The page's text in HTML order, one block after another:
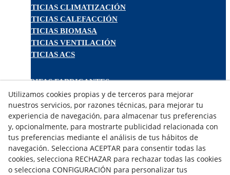
NOTICIAS CLIMATIZACIÓN
NOTICIAS CALEFACCIÓN
NOTICIAS BIOMASA
NOTICIAS VENTILACIÓN
NOTICIAS ACS
TARIFAS FABRICANTES
NOVEDADES
MI CUENTA
CONTÁCTANOS
DEVOLUCIONES
TRABAJA CON NOSOTROS
Utilizamos cookies propias y de terceros para mejorar
nuestros servicios, por razones técnicas, para mejorar tu
experiencia de navegación, para almacenar tus preferencias
y, opcionalmente, para mostrarte publicidad relacionada con
tus preferencias mediante el análisis de tus hábitos de
navegación. Selecciona ACEPTAR para consentir todas las
cookies, selecciona RECHAZAR para rechazar todas las cookies
o selecciona CONFIGURACIÓN para personalizar tus